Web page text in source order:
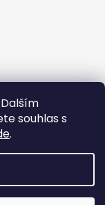
souhlas s
.